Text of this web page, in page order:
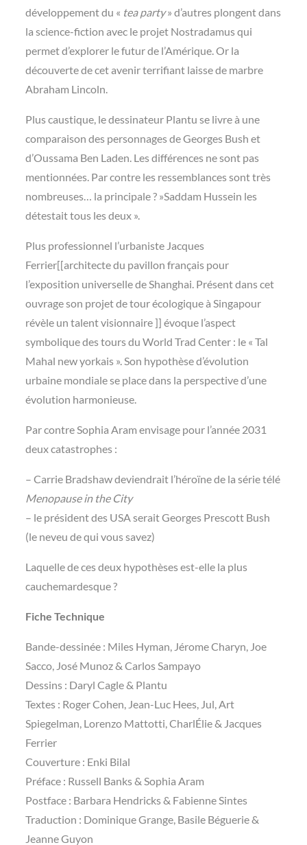
développement du « tea party» d’autres plongent dans
la science-fiction avec le projet Nostradamus qui
permet d’explorer le futur de l’Amérique. Or la
découverte de cet avenir terrifiant laisse de marbre
Abraham Lincoln.
Plus caustique, le dessinateur Plantu se livre à une
comparaison des personnages de Georges Bush et
d’Oussama Ben Laden. Les différences ne sont pas
mentionnées. Par contre les ressemblances sont très
nombreuses… la principale ? »Saddam Hussein les
détestait tous les deux ».
Plus professionnel l’urbaniste Jacques
Ferrier[[architecte du pavillon français pour
l’exposition universelle de Shanghai. Présent dans cet
ouvrage son projet de tour écologique à Singapour
révèle un talent visionnaire ]] évoque l’aspect
symbolique des tours du World Trad Center : le « Tal
Mahal new yorkais ». Son hypothèse d’évolution
urbaine mondiale se place dans la perspective d’une
évolution harmonieuse.
Par contre Sophia Aram envisage pour l’année 2031
deux catastrophes :
– Carrie Bradshaw deviendrait l’héroïne de la série télé
Menopause in the City
– le président des USA serait Georges Prescott Bush
(le neveu de qui vous savez)
Laquelle de ces deux hypothèses est-elle la plus
cauchemardesque ?
Fiche Technique
Bande-dessinée : Miles Hyman, Jérome Charyn, Joe
Sacco, José Munoz & Carlos Sampayo
Dessins : Daryl Cagle & Plantu
Textes : Roger Cohen, Jean-Luc Hees, Jul, Art
Spiegelman, Lorenzo Mattotti, CharlÉlie & Jacques
Ferrier
Couverture : Enki Bilal
Préface : Russell Banks & Sophia Aram
Postface : Barbara Hendricks & Fabienne Sintes
Traduction : Dominique Grange, Basile Béguerie &
Jeanne Guyon